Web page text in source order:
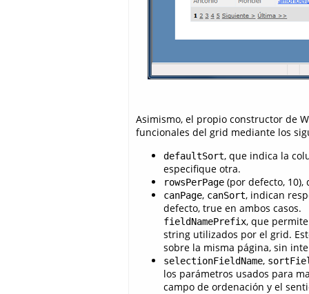
Asimismo, el propio constructor de
funcionales del grid mediante los
defaultSort, que indica la
especifique otra.
rowsPerPage (por defecto,
canPage, canSort, indican
defecto, true en ambos casos.
fieldNamePrefix, que
string utilizados por el grid.
sobre la misma página, sin
selectionFieldName,
los parámetros usados para
campo de ordenación y el